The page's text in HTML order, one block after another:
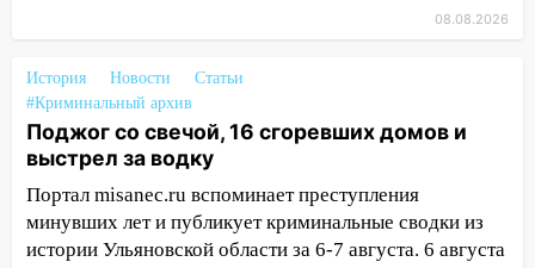
мероприятие, приуроченное к
празднованию Дня сотрудника органов
следствия Российской Федерации
19:30
Ульяновцев приглашают
поддержать «Симбирскую чебурашку»
на фестивале «ФормАРТ»
08.08.2026
История Новости
Статьи
#Криминальный архив
Поджог со свечой, 16 сгоревших домов и
выстрел за водку
Портал misanec.ru вспоминает преступления
минувших лет и публикует криминальные сводки из
истории Ульяновской области за 6-7 августа. 6 августа